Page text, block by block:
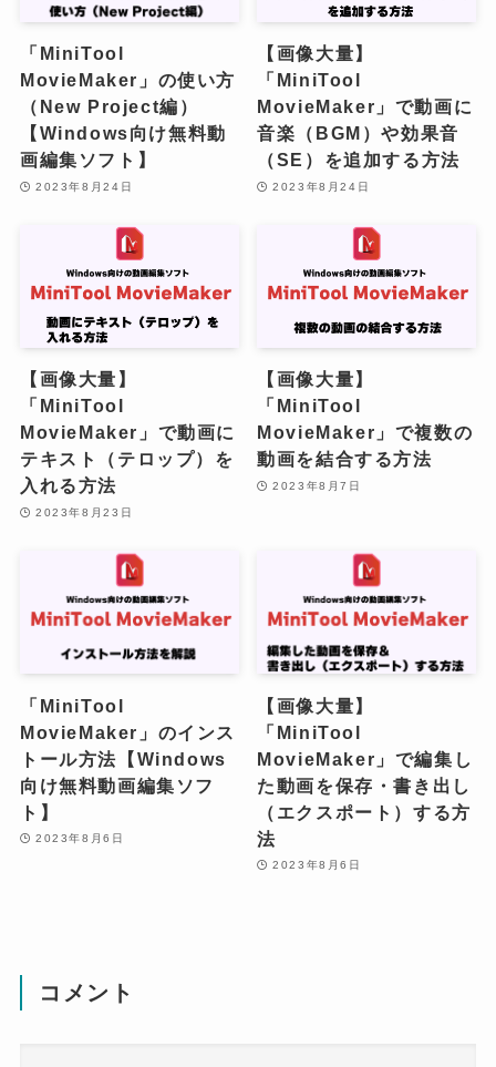
「MiniTool
MovieMaker」の使い方
（New Project編）
【Windows向け無料動
画編集ソフト】
2023年8月24日
【画像大量】
「MiniTool
MovieMaker」で動画に
音楽（BGM）や効果音
（SE）を追加する方法
2023年8月24日
【画像大量】
「MiniTool
MovieMaker」で動画に
テキスト（テロップ）を
入れる方法
2023年8月23日
【画像大量】
「MiniTool
MovieMaker」で複数の
動画を結合する方法
2023年8月7日
「MiniTool
MovieMaker」のインス
トール方法【Windows
向け無料動画編集ソフ
ト】
2023年8月6日
【画像大量】
「MiniTool
MovieMaker」で編集し
た動画を保存・書き出し
（エクスポート）する方
法
2023年8月6日
コメント